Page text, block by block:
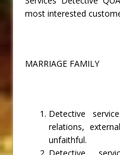
most interested
MARRIAGE FAMILY
Detective
relations,
unfaithful.